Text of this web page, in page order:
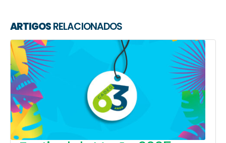
ARTIGOSRELACIONADOS